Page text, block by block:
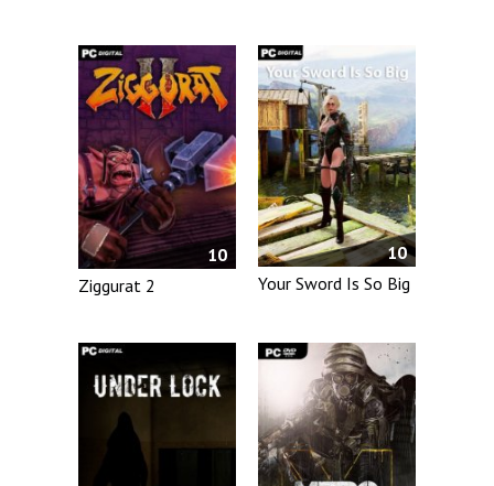
10
Ziggurat 2
10
Your Sword Is So Big